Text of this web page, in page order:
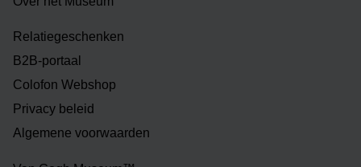
Relatiegeschenken
B2B-portaal
Colofon Webshop
Privacy beleid
Algemene voorwaarden